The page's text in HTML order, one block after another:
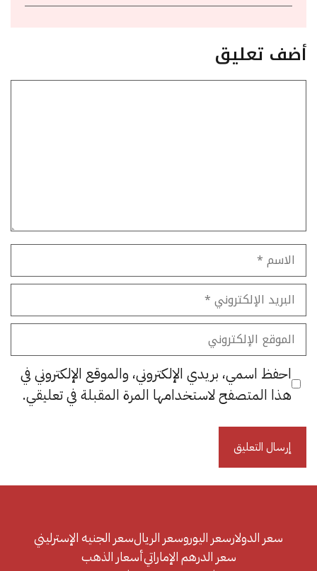
أضف تعليق
الاسم
البريد
الإلكتروني
الموقع
الإلكتروني
احفظ اسمي، بريدي الإلكتروني، والموقع الإلكتروني في
هذا المتصفح لاستخدامها المرة المقبلة في تعليقي.
سعر الدولارسعر اليوروسعر الريالسعر الجنيه الإسترليني
سعر الدرهم الإماراتيأسعار الذهب